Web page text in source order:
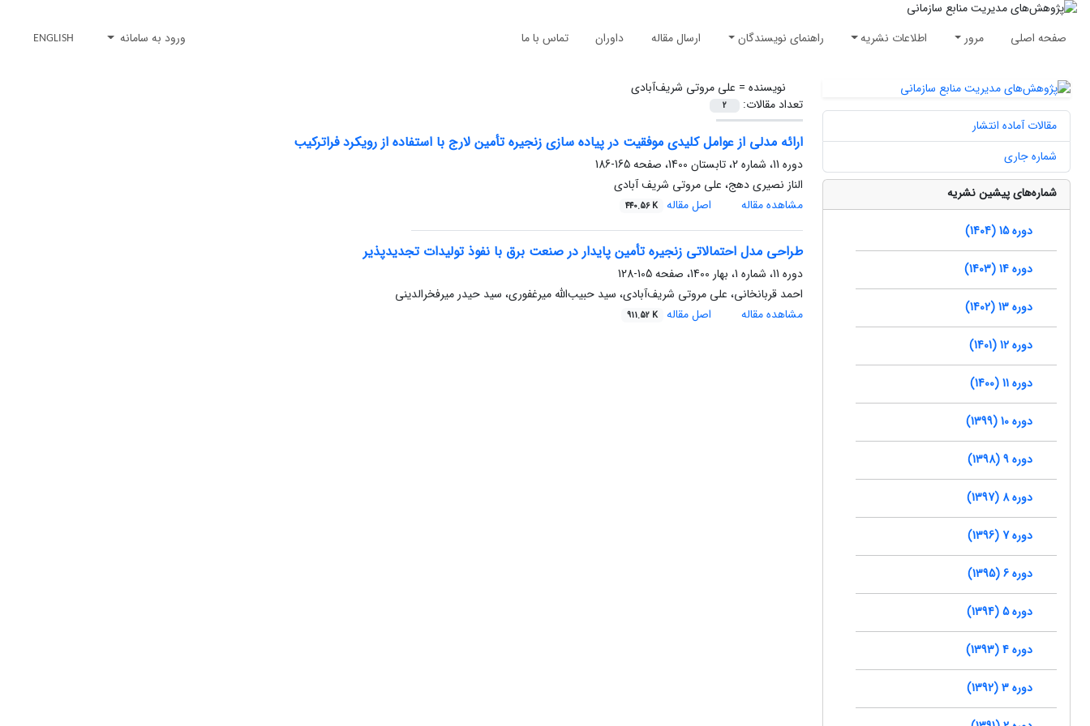
صفحه اصلی مرور اطلاعات نشریه راهنمای نویسندگان ارسال مقاله داوران تماس با ما ورود به سامانه ENGLISH
نویسنده = علی مروتی شریف‌آبادی
تعداد مقالات:
2
ارائه مدلی از عوامل کلیدی موفقیت در پیاده سازی زنجیره تأمین لارج با استفاده از رویکرد فراترکیب
دوره 11، شماره 2، تابستان 1400، صفحه
165-186
الناز نصیری دهج، علی مروتی شریف آبادی
مشاهده مقاله
اصل مقاله 440.56 K
طراحی مدل احتمالاتی زنجیره تأمین پایدار در صنعت برق با نفوذ تولیدات تجدیدپذیر
دوره 11، شماره 1، بهار 1400، صفحه
105-128
احمد قربانخانی، علی مروتی شریف‌آبادی، سید حبیب‌الله میرغفوری، سید حیدر میرفخر‌الدینی
مشاهده مقاله
اصل مقاله 911.52 K
مقالات آماده انتشار
شماره جاری
شماره‌های پیشین نشریه
دوره 15 (1404)
دوره 14 (1403)
دوره 13 (1402)
دوره 12 (1401)
دوره 11 (1400)
دوره 10 (1399)
دوره 9 (1398)
دوره 8 (1397)
دوره 7 (1396)
دوره 6 (1395)
دوره 5 (1394)
دوره 4 (1393)
دوره 3 (1392)